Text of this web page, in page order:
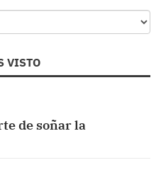
VISTO
de soñar la